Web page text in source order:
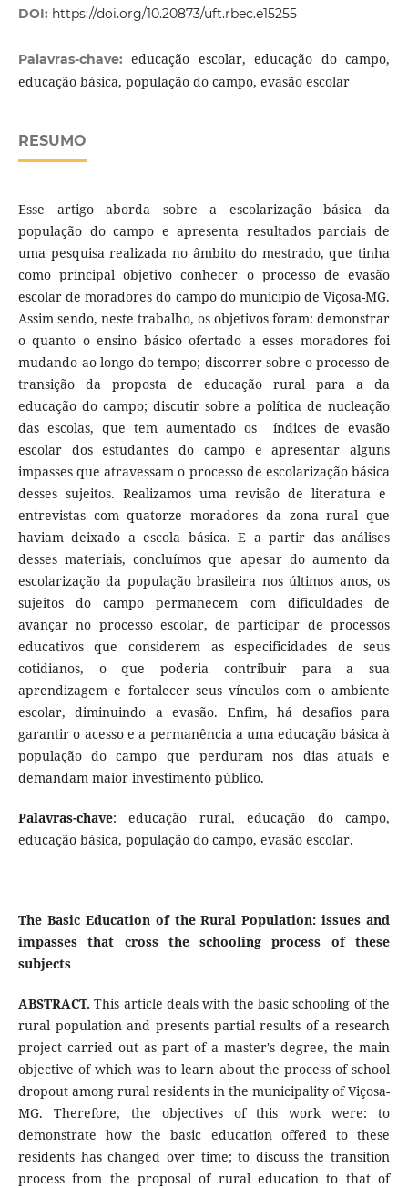
DOI: https://doi.org/10.20873/uft.rbec.e15255
Palavras-chave:educação escolar, educação do campo,
educação básica, população do campo, evasão escolar
RESUMO
Esse artigo aborda sobre a escolarização básica da
população do campo e apresenta resultados parciais de
uma pesquisa realizada no âmbito do mestrado, que tinha
como principal objetivo conhecer o processo de evasão
escolar de moradores do campo do município de Viçosa-MG.
Assim sendo, neste trabalho, os objetivos foram: demonstrar
o quanto o ensino básico ofertado a esses moradores foi
mudando ao longo do tempo; discorrer sobre o processo de
transição da proposta de educação rural para a da
educação do campo; discutir sobre a política de nucleação
das escolas, que tem aumentado os índices de evasão
escolar dos estudantes do campo e apresentar alguns
impasses que atravessam o processo de escolarização básica
desses sujeitos. Realizamos uma revisão de literatura e
entrevistas com quatorze moradores da zona rural que
haviam deixado a escola básica. E a partir das análises
desses materiais, concluímos que apesar do aumento da
escolarização da população brasileira nos últimos anos, os
sujeitos do campo permanecem com dificuldades de
avançar no processo escolar, de participar de processos
educativos que considerem as especificidades de seus
cotidianos, o que poderia contribuir para a sua
aprendizagem e fortalecer seus vínculos com o ambiente
escolar, diminuindo a evasão. Enfim, há desafios para
garantir o acesso e a permanência a uma educação básica à
população do campo que perduram nos dias atuais e
demandam maior investimento público.
Palavras-chave: educação rural, educação do campo,
educação básica, população do campo, evasão escolar.
The Basic Education of the Rural Population: issues and
impasses that cross the schooling process of these
subjects
ABSTRACT.This article deals with the basic schooling of the
rural population and presents partial results of a research
project carried out as part of a master's degree, the main
objective of which was to learn about the process of school
dropout among rural residents in the municipality of Viçosa-
MG. Therefore, the objectives of this work were: to
demonstrate how the basic education offered to these
residents has changed over time; to discuss the transition
process from the proposal of rural education to that of